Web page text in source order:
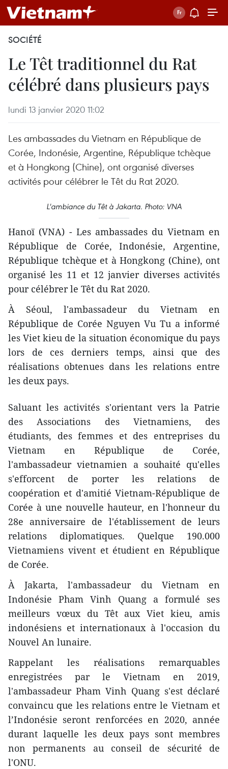
SOCIÉTÉ
Le Têt traditionnel du Rat
célébré dans plusieurs pays
lundi 13 janvier 2020 11:02
Les ambassades du Vietnam en République de
Corée, Indonésie, Argentine, République tchèque
et à Hongkong (Chine), ont organisé diverses
activités pour célébrer le Têt du Rat 2020.
L'ambiance du Têt à Jakarta. Photo: VNA
Hanoï (VNA) - Les ambassades du Vietnam en
République de Corée, Indonésie, Argentine,
République tchèque et à Hongkong (Chine), ont
organisé les 11 et 12 janvier diverses activités
pour célébrer le Têt du Rat 2020.
À Séoul, l'ambassadeur du Vietnam en
République de Corée Nguyen Vu Tu a informé
les Viet kieu de la situation économique du pays
lors de ces derniers temps, ainsi que des
réalisations obtenues dans les relations entre
les deux pays.
Saluant les activités s'orientant vers la Patrie
des Associations des Vietnamiens, des
étudiants, des femmes et des entreprises du
Vietnam en République de Corée,
l'ambassadeur vietnamien a souhaité qu'elles
s'efforcent de porter les relations de
coopération et d'amitié Vietnam-République de
Corée à une nouvelle hauteur, en l'honneur du
28e anniversaire de l'établissement de leurs
relations diplomatiques. Quelque 190.000
Vietnamiens vivent et étudient en République
de Corée.
À Jakarta, l'ambassadeur du Vietnam en
Indonésie Pham Vinh Quang a formulé ses
meilleurs vœux du Têt aux Viet kieu, amis
indonésiens et internationaux à l'occasion du
Nouvel An lunaire.
Rappelant les réalisations remarquables
enregistrées par le Vietnam en 2019,
l'ambassadeur Pham Vinh Quang s'est déclaré
convaincu que les relations entre le Vietnam et
l’Indonésie seront renforcées en 2020, année
durant laquelle les deux pays sont membres
non permanents au conseil de sécurité de
l'ONU.